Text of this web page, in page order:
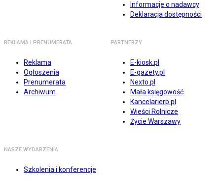
Informacje o nadawcy
Deklaracja dostępności
REKLAMA I PRENUMERATA
Reklama
Ogłoszenia
Prenumerata
Archiwum
PARTNERZY
E-kiosk.pl
E-gazety.pl
Nexto.pl
Mała księgowość
Kancelarierp.pl
Wieści Rolnicze
Życie Warszawy
NASZE WYDARZENIA
Szkolenia i konferencje